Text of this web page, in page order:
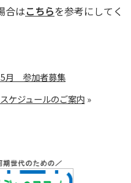
合はこちらを参考にしてく
月 参加者募集
ケジュールのご案内 »